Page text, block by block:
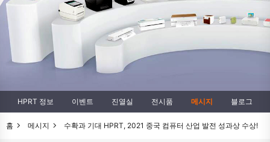
HPRT 정보 이벤트 진열실 전시품 메시지 블로그
홈 메시지 수확과 기대 HPRT, 2021 중국 컴퓨터 산업 발전 성과상 수상!